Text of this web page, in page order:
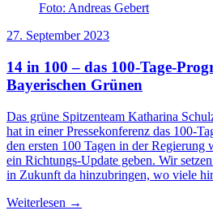
Foto: Andreas Gebert
27. September 2023
14 in 100 – das 100-Tage-
Bayerischen Grünen
Das grüne Spitzenteam Katharina
hat in einer Pressekonferenz das 100-
den ersten 100 Tagen in der
ein Richtungs-Update geben. Wir
in Zukunft da hinzubringen, wo viele
Weiterlesen →